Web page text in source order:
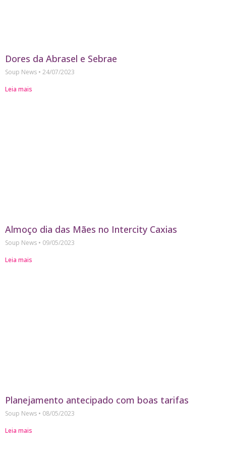
Dores da Abrasel e Sebrae
Soup News
24/07/2023
Leia mais
Almoço dia das Mães no Intercity Caxias
Soup News
09/05/2023
Leia mais
Planejamento antecipado com boas tarifas
Soup News
08/05/2023
Leia mais